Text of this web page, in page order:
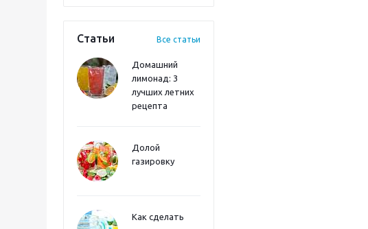
Статьи Все статьи
Домашний
лимонад: 3
лучших летних
рецепта
Долой
газировку
Как сделать